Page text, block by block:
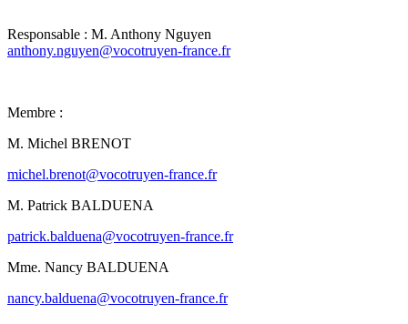
Responsable : M. Anthony Nguyen
anthony.nguyen@vocotruyen-france.fr
Membre :
M. Michel BRENOT
michel.brenot@vocotruyen-france.fr
M. Patrick BALDUENA
patrick.balduena@vocotruyen-france.fr
Mme. Nancy BALDUENA
nancy.balduena@vocotruyen-france.fr